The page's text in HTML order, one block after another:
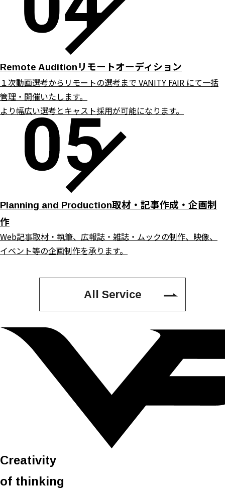
Remote Audition リモートオーディション
１次動画選考からリモートの選考まで VANITY FAIR にて一括
管理・開催いたします。
より幅広い選考とキャスト採用が可能になります。
Planning and Production取材・記事作成・企画制
作
Web記事取材・執筆、広報誌・雑誌・ムックの制作、映像、
イベント等の企画制作を承ります。
All Service
Creativity
of thinking